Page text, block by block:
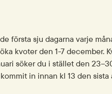
första sju dagarna varje
kvoter den 1-7 december.
söker du i stället den
in innan kl 13 den sista